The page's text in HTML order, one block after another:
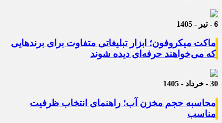
6 - تیر - 1405
ماکت میکروفون؛ ابزار تبلیغاتی متفاوت برای برندهایی
که می‌خواهند حرفه‌ای دیده شوند
30 - خرداد - 1405
محاسبه حجم مخزن آب؛ راهنمای انتخاب ظرفیت
مناسب